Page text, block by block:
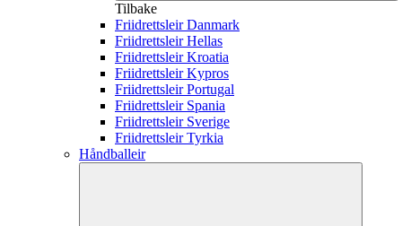
Tilbake
Friidrettsleir Danmark
Friidrettsleir Hellas
Friidrettsleir Kroatia
Friidrettsleir Kypros
Friidrettsleir Portugal
Friidrettsleir Spania
Friidrettsleir Sverige
Friidrettsleir Tyrkia
Håndballeir